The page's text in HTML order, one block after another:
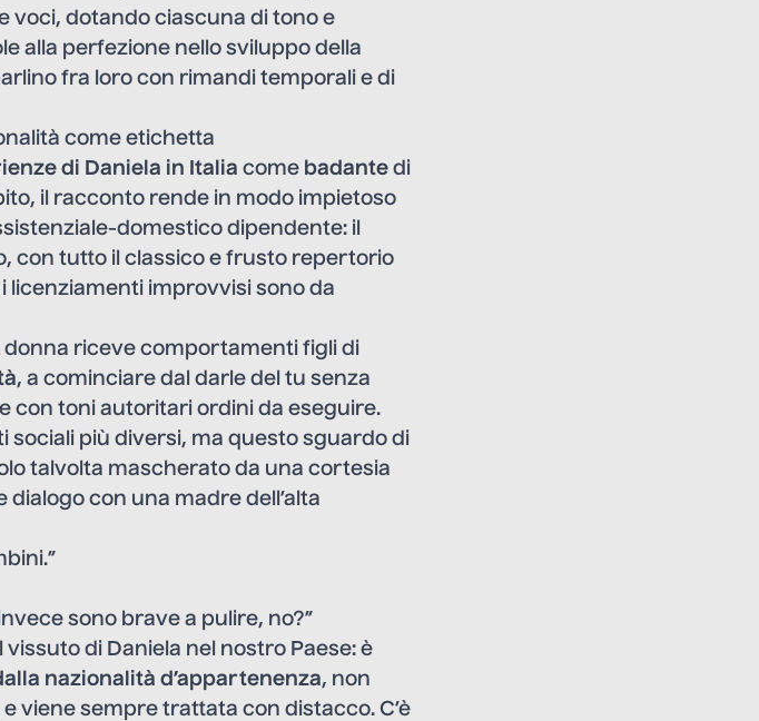
voci, dotando ciascuna di tono e
alla perfezione nello sviluppo della
fra loro con rimandi temporali e di
come etichetta
di Daniela in Italia come badante di
il racconto rende in modo impietoso
domestico dipendente: il
con tutto il classico e frusto repertorio
i licenziamenti improvvisi sono da
donna riceve comportamenti figli di
, a cominciare dal darle del tu senza
con toni autoritari ordini da eseguire.
sociali più diversi, ma questo sguardo di
talvolta mascherato da una cortesia
con una madre dell’alta
sono brave a pulire, no?”
vissuto di Daniela nel nostro Paese: è
nazionalità d’appartenenza, non
viene sempre trattata con distacco. C’è